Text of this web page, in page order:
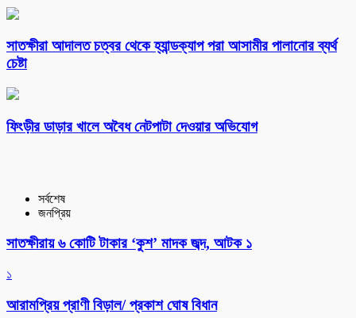
সাতক্ষীরা আদালত চত্বর থেকে হ্যান্ডক্যাপ পরা আসামীর পালানোর ব্যর্থ
চেষ্টা
ফিংড়ীর ডাড়ার খালে অবৈধ নেটপাটা দেওয়ার অভিযোগ
সর্বশেষ
জনপ্রিয়
সাতক্ষীরায় ৬ কোটি টাকার ‘কুশ’ মাদক জব্দ, আটক ১
১
আরামপ্রিয় প্রাণী বিড়াল/ প্রকাশ ঘোষ বিধান